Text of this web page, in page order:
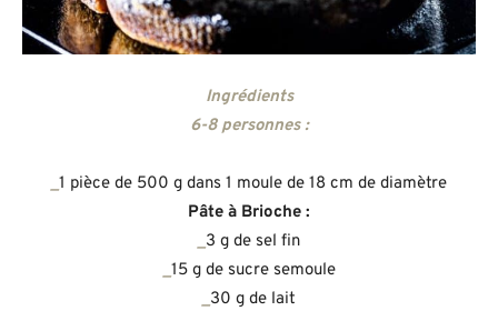
Ingrédients
6-8 personnes :
1 pièce de 500 g dans 1 moule de 18 cm de diamètre
Pâte à Brioche :
3 g de sel fin
15 g de sucre semoule
30 g de lait